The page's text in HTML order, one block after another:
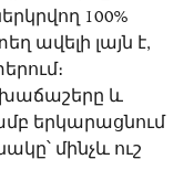
100%
ավելի լայն է,
և
երկարացնում
մինչև ուշ